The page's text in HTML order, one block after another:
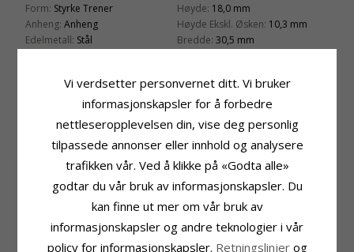
Form: Styrke Trener
Anheng: Anheng
Edelmetall: Stål
Høyde: 18,0 mm
Høyde Ekskl. Øsken: 10,3 mm
Bredde: 30,5 mm
Leveringstid
KUNDER KJØPER OGSÅ
Vi verdsetter personvernet ditt. Vi bruker
informasjonskapsler for å forbedre
nettleseropplevelsen din, vise deg personlig
tilpassede annonser eller innhold og analysere
trafikken vår. Ved å klikke på «Godta alle»
godtar du vår bruk av informasjonskapsler. Du
kan finne ut mer om vår bruk av
informasjonskapsler og andre teknologier i vår
policy for informasjonskapsler. Retningslinjer og